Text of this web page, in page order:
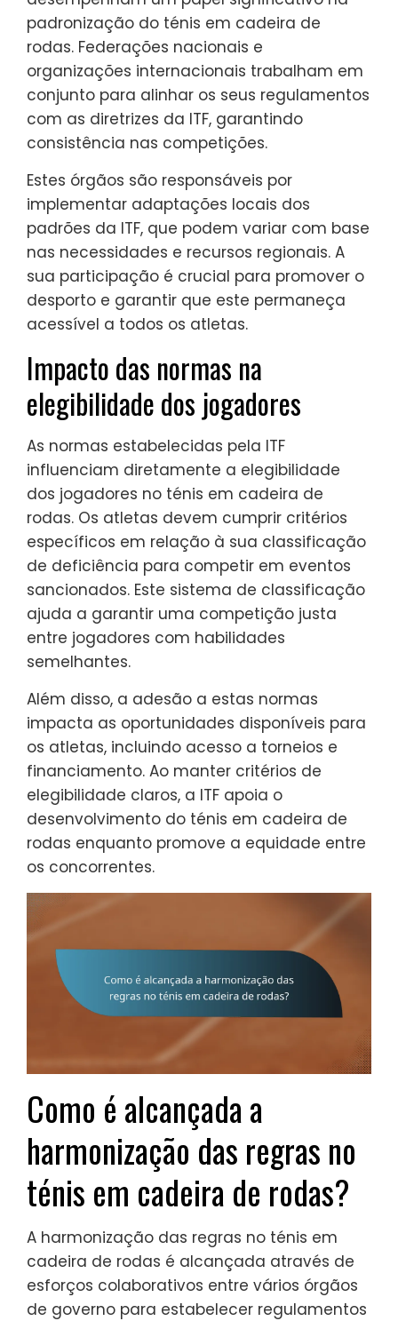
padronização do ténis em cadeira de
rodas. Federações nacionais e
organizações internacionais trabalham em
conjunto para alinhar os seus regulamentos
com as diretrizes da ITF, garantindo
consistência nas competições.
Estes órgãos são responsáveis por
implementar adaptações locais dos
padrões da ITF, que podem variar com base
nas necessidades e recursos regionais. A
sua participação é crucial para promover o
desporto e garantir que este permaneça
acessível a todos os atletas.
Impacto das normas na
elegibilidade dos jogadores
As normas estabelecidas pela ITF
influenciam diretamente a elegibilidade
dos jogadores no ténis em cadeira de
rodas. Os atletas devem cumprir critérios
específicos em relação à sua classificação
de deficiência para competir em eventos
sancionados. Este sistema de classificação
ajuda a garantir uma competição justa
entre jogadores com habilidades
semelhantes.
Além disso, a adesão a estas normas
impacta as oportunidades disponíveis para
os atletas, incluindo acesso a torneios e
financiamento. Ao manter critérios de
elegibilidade claros, a ITF apoia o
desenvolvimento do ténis em cadeira de
rodas enquanto promove a equidade entre
os concorrentes.
Como é alcançada a
harmonização das regras no
ténis em cadeira de rodas?
A harmonização das regras no ténis em
cadeira de rodas é alcançada através de
esforços colaborativos entre vários órgãos
de governo para estabelecer regulamentos